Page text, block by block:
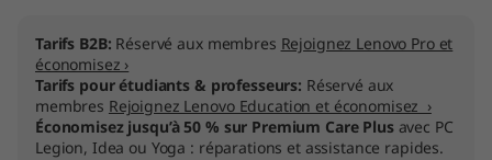
Tarifs B2B: Réservé aux membres Rejoignez Lenovo Pro et
économisez ›
Tarifs pour étudiants & professeurs: Réservé aux
membres Rejoignez Lenovo Education et économisez ›
Économisez jusqu’à 50 % sur Premium Care Plusavec PC
Legion, Idea ou Yoga : réparations et assistance rapides.